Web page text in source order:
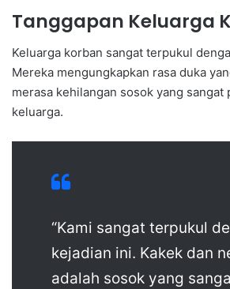
Tanggapan Keluarga
Keluarga korban sangat terpukul
Mereka mengungkapkan rasa duka
merasa kehilangan sosok yang sangat
keluarga.
“Kami sangat terpukul
kejadian ini. Kakek dan
adalah sosok yang